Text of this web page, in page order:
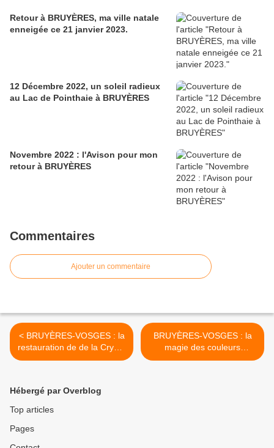
Retour à BRUYÈRES, ma ville natale
enneigée ce 21 janvier 2023.
12 Décembre 2022, un soleil radieux
au Lac de Pointhaie à BRUYÈRES
Novembre 2022 : l'Avison pour mon
retour à BRUYÈRES
Commentaires
Ajouter un commentaire
< BRUYÈRES-VOSGES : la
restauration de de la Crypte
et de l'Oratoire de la Ferme
BRUYÈRES-VOSGES : la
magie des couleurs
d'automne à Pointhaie >
Hébergé par Overblog
Top articles
Pages